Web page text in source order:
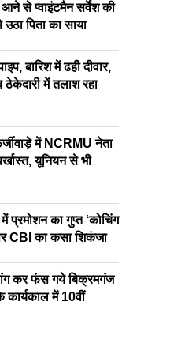
से प्वाइंटमैन सर्वेश की
पिता का साया
बारिश में ढही दीवार,
ठेकेदारी में तलाश रहा
में NCRMU नेता
यूनियन से भी
का गुप्त ‘कोचिंग
CBI का कसा शिकंजा
मांग कर फंस गये बिक्रमगंज
में 10वीं